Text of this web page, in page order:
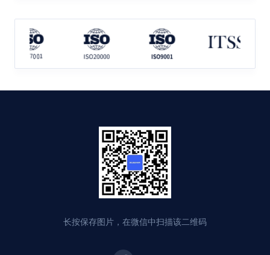
长按保存图片，在微信中扫描该二维码